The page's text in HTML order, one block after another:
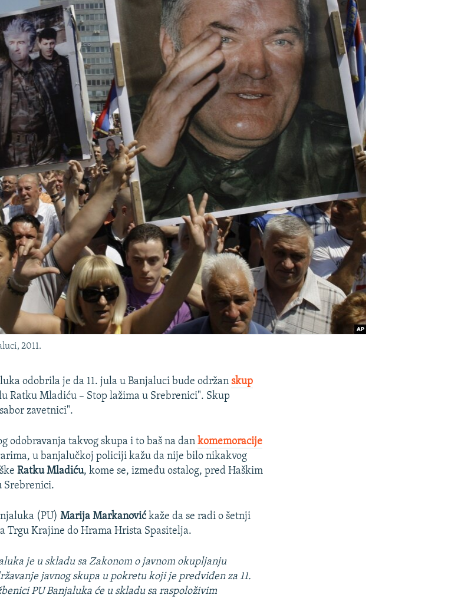
2011.
odobrila je da 11. jula u Banjaluci bude održanskup
Ratku Mladiću – Stop lažima u Srebrenici". Skup
zavetnici".
odobravanja takvog skupa i to baš na dankomemoracije
u banjalučkoj policiji kažu da nije bilo nikakvog
Ratku Mladiću, kome se, između ostalog, pred Haškim
Srebrenici.
(PU)Marija Markanovićkaže da se radi o šetnji
Trgu Krajine do Hrama Hrista Spasitelja.
je u skladu sa Zakonom o javnom okupljanju
javnog skupa u pokretu koji je predviđen za 11.
PU Banjaluka će u skladu sa raspoloživim